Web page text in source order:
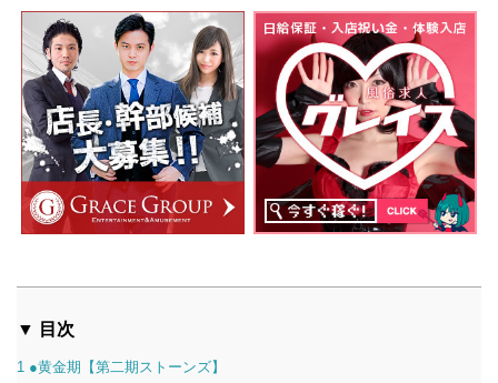
▼ 目次
1 ●黄金期【第二期ストーンズ】